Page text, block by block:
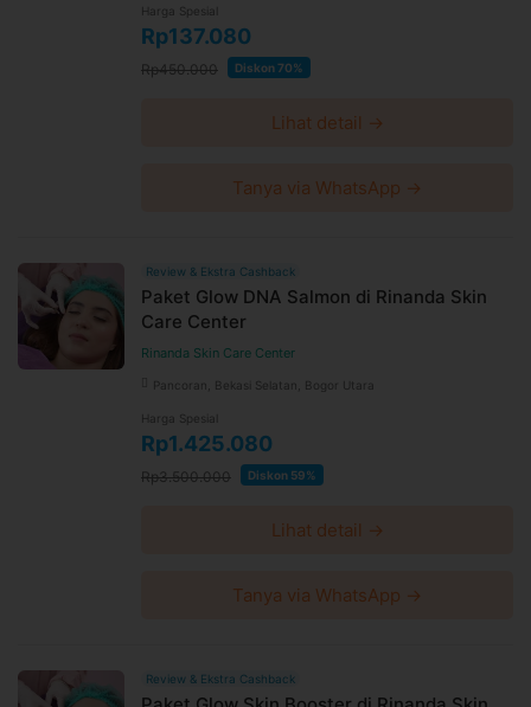
Harga Spesial
Rp137.080
Rp450.000 Diskon 70%
Lihat detail →
Tanya via WhatsApp →
Review & Ekstra Cashback
Paket Glow DNA Salmon di Rinanda Skin
Care Center
Rinanda Skin Care Center
Pancoran, Bekasi Selatan, Bogor Utara
Harga Spesial
Rp1.425.080
Rp3.500.000 Diskon 59%
Lihat detail →
Tanya via WhatsApp →
Review & Ekstra Cashback